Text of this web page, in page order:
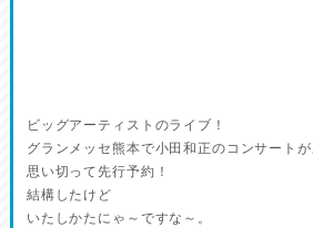
ビッグアーティストのライブ！
グランメッセ熊本で小田和正のコンサートが
思い切って先行予約！
結構したけど
いたしかたにゃ～ですな～。